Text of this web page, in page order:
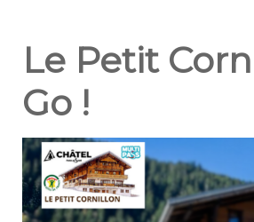
Le Petit
Go !